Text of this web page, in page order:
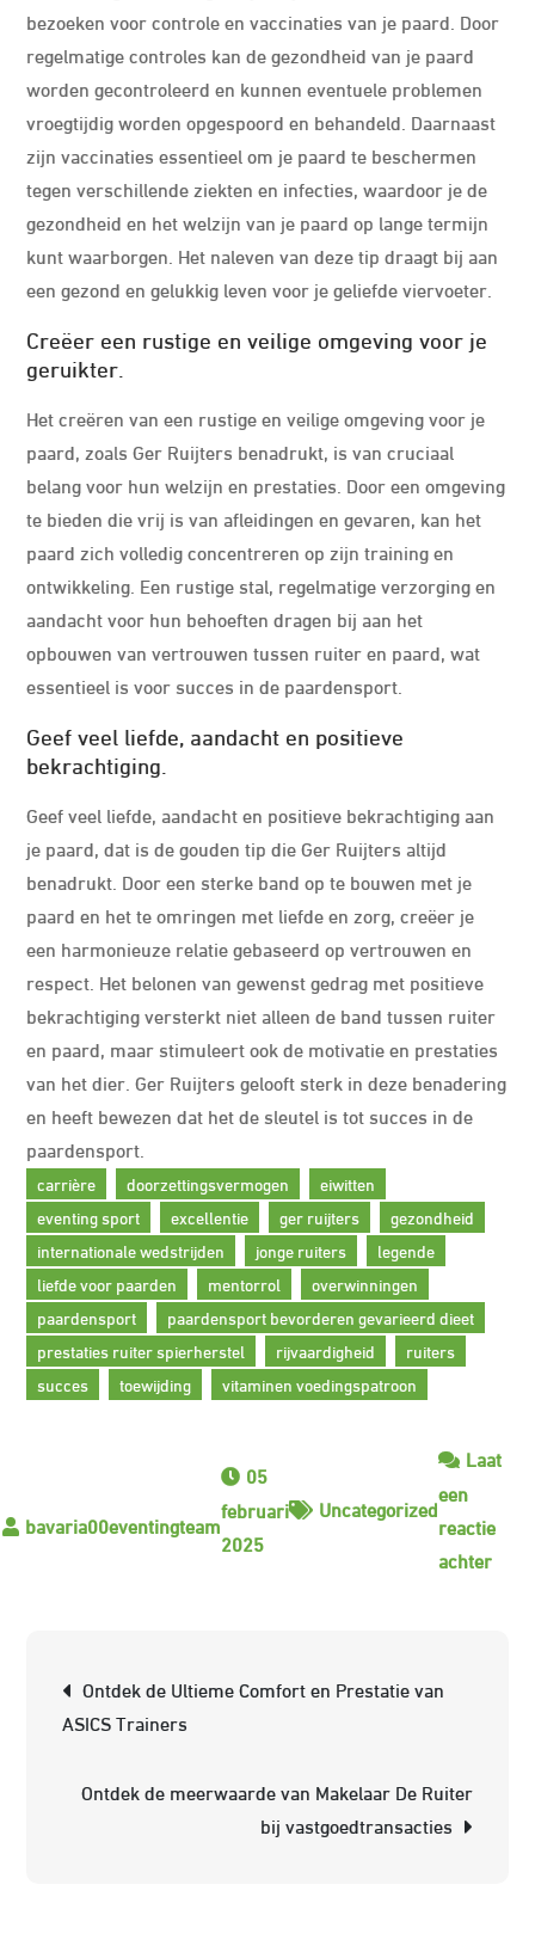
bezoeken voor controle en vaccinaties van je paard. Door
regelmatige controles kan de gezondheid van je paard
worden gecontroleerd en kunnen eventuele problemen
vroegtijdig worden opgespoord en behandeld. Daarnaast
zijn vaccinaties essentieel om je paard te beschermen
tegen verschillende ziekten en infecties, waardoor je de
gezondheid en het welzijn van je paard op lange termijn
kunt waarborgen. Het naleven van deze tip draagt bij aan
een gezond en gelukkig leven voor je geliefde viervoeter.
Creëer een rustige en veilige omgeving voor je
geruikter.
Het creëren van een rustige en veilige omgeving voor je
paard, zoals Ger Ruijters benadrukt, is van cruciaal
belang voor hun welzijn en prestaties. Door een omgeving
te bieden die vrij is van afleidingen en gevaren, kan het
paard zich volledig concentreren op zijn training en
ontwikkeling. Een rustige stal, regelmatige verzorging en
aandacht voor hun behoeften dragen bij aan het
opbouwen van vertrouwen tussen ruiter en paard, wat
essentieel is voor succes in de paardensport.
Geef veel liefde, aandacht en positieve
bekrachtiging.
Geef veel liefde, aandacht en positieve bekrachtiging aan
je paard, dat is de gouden tip die Ger Ruijters altijd
benadrukt. Door een sterke band op te bouwen met je
paard en het te omringen met liefde en zorg, creëer je
een harmonieuze relatie gebaseerd op vertrouwen en
respect. Het belonen van gewenst gedrag met positieve
bekrachtiging versterkt niet alleen de band tussen ruiter
en paard, maar stimuleert ook de motivatie en prestaties
van het dier. Ger Ruijters gelooft sterk in deze benadering
en heeft bewezen dat het de sleutel is tot succes in de
paardensport.
carrière doorzettingsvermogen
eiwitten
eventing sport
excellentie ger ruijters
gezondheid
internationale wedstrijden
jonge ruiters
legende
liefde voor paarden
mentorrol
overwinningen
paardensport
paardensport bevorderen gevarieerd dieet
prestaties ruiter spierherstel
rijvaardigheid
ruiters
succes
toewijding vitaminen voedingspatroon
05
februari
2025
Uncategorized
Laat
een
reactie
achterop
Ontdek de Ultieme Comfort en Prestatie van
ASICS Trainers
Ontdek de meerwaarde van Makelaar De Ruiter
bij vastgoedtransacties